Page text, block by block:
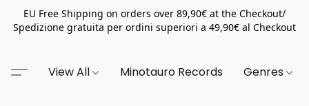
EU Free Shipping on orders over 89,90€ at the Checkout/
Spedizione gratuita per ordini superiori a 49,90€ al Checkout
View All Minotauro Records Genres